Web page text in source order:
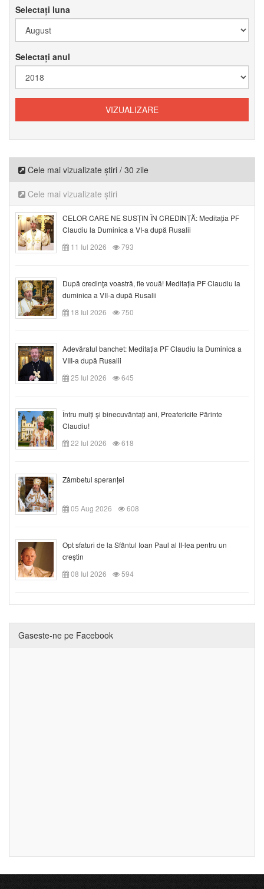
Selectați luna
Selectați anul
Cele mai vizualizate știri / 30 zile
Cele mai vizualizate știri
CELOR CARE NE SUSȚIN ÎN CREDINȚĂ: Meditația PF
Claudiu la Duminica a VI-a după Rusalii
11 Iul 2026
793
După credinţa voastră, fie vouă! Meditația PF Claudiu la
duminica a VII-a după Rusalii
18 Iul 2026
750
Adevăratul banchet: Meditația PF Claudiu la Duminica a
VIII-a după Rusalii
25 Iul 2026
645
Întru mulți și binecuvântați ani, Preafericite Părinte
Claudiu!
22 Iul 2026
618
Zâmbetul speranței
05 Aug 2026 608
Opt sfaturi de la Sfântul Ioan Paul al II-lea pentru un
creștin
08 Iul 2026
594
Gaseste-ne pe Facebook